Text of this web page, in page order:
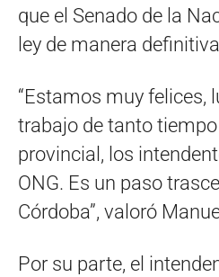
que el Senado de la
ley de manera
“Estamos muy felices,
trabajo de tanto
provincial, los
ONG. Es un paso
Córdoba”, valoró
Por su parte, el